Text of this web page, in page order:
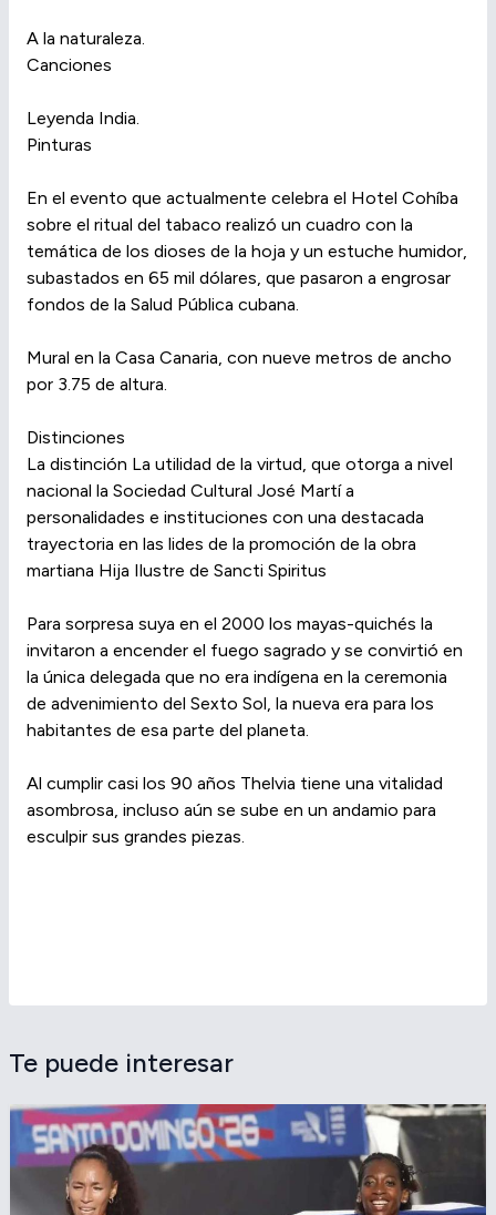
A la naturaleza.
Canciones
Leyenda India.
Pinturas
En el evento que actualmente celebra el Hotel Cohíba
sobre el ritual del tabaco realizó un cuadro con la
temática de los dioses de la hoja y un estuche humidor,
subastados en 65 mil dólares, que pasaron a engrosar
fondos de la Salud Pública cubana.
Mural en la Casa Canaria, con nueve metros de ancho
por 3.75 de altura.
Distinciones
La distinción La utilidad de la virtud, que otorga a nivel
nacional la Sociedad Cultural José Martí a
personalidades e instituciones con una destacada
trayectoria en las lides de la promoción de la obra
martiana Hija Ilustre de Sancti Spiritus
Para sorpresa suya en el 2000 los mayas-quichés la
invitaron a encender el fuego sagrado y se convirtió en
la única delegada que no era indígena en la ceremonia
de advenimiento del Sexto Sol, la nueva era para los
habitantes de esa parte del planeta.
Al cumplir casi los 90 años Thelvia tiene una vitalidad
asombrosa, incluso aún se sube en un andamio para
esculpir sus grandes piezas.
Te puede interesar